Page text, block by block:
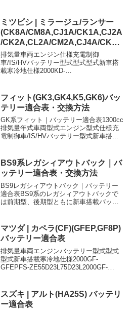
ミツビシ | ミラージュ/ランサー
(CK8A/CM8A,CJ1A/CK1A,CJ2A
/CK2A,CL2A/CM2A,CJ4A/CK4A
,CM5A,CB5AR,CK6A)バッテリ
ー適合表
排気量車両エンジン仕様充電制御
車/IS/HVバッテリー型式型式型式新車搭
載寒冷地仕様2000KD-
CJ2A/CK2A...
フィット(GK3,GK4,K5,GK6)バッ
テリー適合表・交換方法
GK系フィット｜バッテリー適合表1300cc
排気量年式車両型式エンジン型式仕様充
電制御車/IS/HVバッテリー型式新車搭載
BS9系レガシィアウトバック｜バ
ッテリー適合表・交換方法
BS9レガシィアウトバック｜バッテリー
適合表BS9系のレガシィアウトバックで
は前期型、後期型ともに新車搭載バッテ
ジン型式年式バッテリー型式排気量新車
搭載寒冷地仕様DB...
マツダ | カペラ(CF)(GFEP,GF8P)
バッテリー適合表
排気量車両エンジンバッテリー型式型式
型式新車搭載寒冷地仕様2000GF-
GFEPFS-ZE55D23L75D23L2000GF-
スズキ | アルト(HA25S) バッテリ
ー適合表